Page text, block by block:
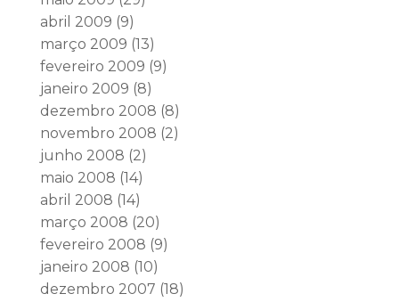
abril 2009 (9)
março 2009 (13)
fevereiro 2009 (9)
janeiro 2009 (8)
dezembro 2008 (8)
novembro 2008 (2)
junho 2008 (2)
maio 2008 (14)
abril 2008 (14)
março 2008 (20)
fevereiro 2008 (9)
janeiro 2008 (10)
dezembro 2007 (18)